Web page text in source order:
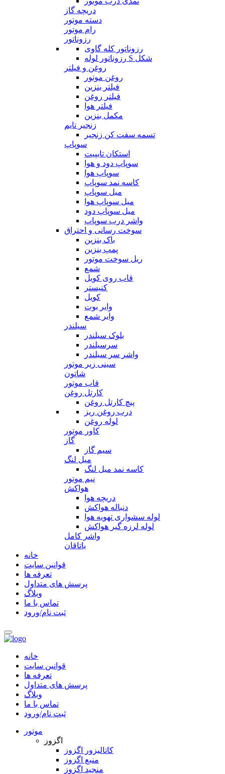
دریچه گاز
دسته موتور
رام موتور
رزوناتور
رزوناتور کله گاوی
رزوناتور لوله S شکل
روغن و فیلتر
روغن موتور
فیلتر بنزین
فیلتر روغن
فیلتر هوا
مکمل بنزین
زنجیر تایم
تسمه سفت کن زنجیر
سوپاپ
استکان تایپیت
سوپاپ دود و هوا
سوپاپ هوا
کاسه نمد سوپاپ
میل سوپاپ
میل سوپاپ هوا
میل سوپاپ دود
واشر درب سوپاپ
سوخت رسانی و احتراق
باک بنزین
پمپ بنزین
ریل سوخت موتور
شمع
قاب روی کویل
کنیستر
کویل
وایر بوت
وایر شمع
سیلندر
بلوک سیلندر
سرسیلندر
واشر سر سیلندر
سینی زیر موتور
شاتون
قاب موتور
کارتل روغن
پیچ کارتل روغن
درب روغن ریز
لوله روغن
کاور موتور
گاز
سیم گاز
میل لنگ
کاسه نمد میل لنگ
نیم موتور
هواکش
دریچه هوا
دنباله هواکش
لوله سشواری تهویه هوا
لوله لرزه گیر هواکش
واشر کامل
یاتاقان
خانه
قوانین سایت
تعرفه ها
پرسش های متداول
وبلاگ
تماس با ما
ثبت نام/ورود
خانه
قوانین سایت
تعرفه ها
پرسش های متداول
وبلاگ
تماس با ما
ثبت نام/ورود
موتور
اگزوز
کاتالیزور اگزوز
منبع اگزوز
منجید اگزوز